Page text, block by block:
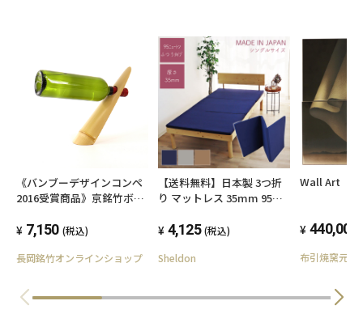
《バンブーデザインコンペ
2016受賞商品》京銘竹ボト
7,150 (税込)
長岡銘竹オンラインショップ
【送料無料】日本製 3つ折
り マットレス 35mm 95ニ
ル お子様にも安心 ウレタン
折りたたみ
4,125 (税込)
Sheldon
Wall Art『
440,000
布引焼窯元